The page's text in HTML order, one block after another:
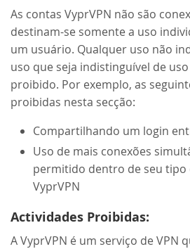
As contas VyprVPN não são
destinam-se somente a uso
um usuário. Qualquer uso não
uso que seja indistinguível de
proibido. Por exemplo, as
proibidas nesta secção:
Compartilhando um login
Uso de mais conexões
permitido dentro de seu tipo
VyprVPN
Actividades Proibidas:
A VyprVPN é um serviço de VPN